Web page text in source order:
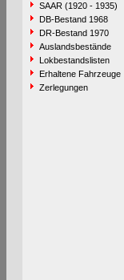
SAAR (1920 - 1935)
DB-Bestand 1968
DR-Bestand 1970
Auslandsbestände
Lokbestandslisten
Erhaltene Fahrzeuge
Zerlegungen